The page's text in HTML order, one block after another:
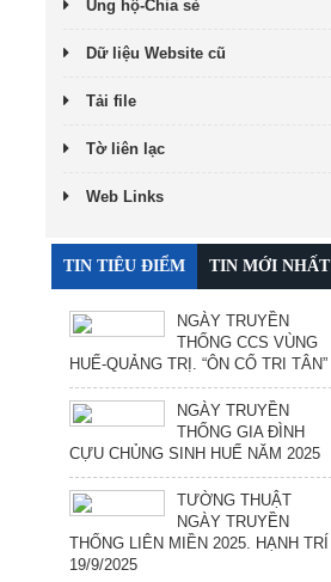
Ủng hộ-Chia sẻ
Dữ liệu Website cũ
Tải file
Tờ liên lạc
Web Links
TIN TIÊU ĐIỂM TIN MỚI NHẤT
NGÀY TRUYỀN
THỐNG CCS VÙNG
HUẾ-QUẢNG TRỊ. “ÔN CỐ TRI TÂN”
NGÀY TRUYỀN
THỐNG GIA ĐÌNH
CỰU CHỦNG SINH HUẾ NĂM 2025
TƯỜNG THUẬT
NGÀY TRUYỀN
THỐNG LIÊN MIỀN 2025. HẠNH TRÍ
19/9/2025